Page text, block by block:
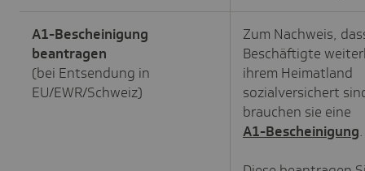
A1-Bescheinigung
beantragen
(bei Entsendung in
EU/EWR/Schweiz)
Zum Nachweis,
Beschäftigte
ihrem Heimatland
sozialversichert
brauchen sie eine
A1-Bescheinigung.